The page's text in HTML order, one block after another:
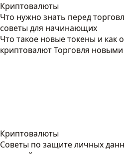
Криптовалюты
Что нужно знать перед
советы для начинающих
Что такое новые токены и как
криптовалют Торговля
Криптовалюты
Советы по защите личных